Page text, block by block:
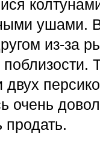
ушами.
из-за
очень
продать.